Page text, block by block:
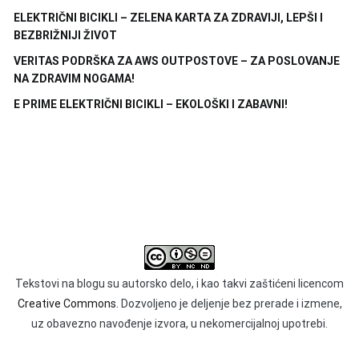
ELEKTRIČNI BICIKLI – ZELENA KARTA ZA ZDRAVIJI, LEPŠI I
BEZBRIŽNIJI ŽIVOT
VERITAS PODRŠKA ZA AWS OUTPOSTOVE – ZA POSLOVANJE
NA ZDRAVIM NOGAMA!
E PRIME ELEKTRIČNI BICIKLI – EKOLOŠKI I ZABAVNI!
Tekstovi na blogu su autorsko delo, i kao takvi zaštićeni licencom
Creative Commons. Dozvoljeno je deljenje bez prerade i izmene,
uz obavezno navođenje izvora, u nekomercijalnoj upotrebi.